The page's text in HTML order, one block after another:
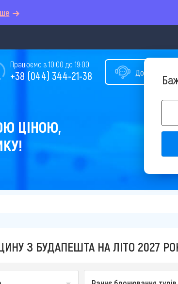
Допомога у
Працюємо з 10:00 до 19:00
+38 (044) 344-21-38
ЦІНОЮ,
З БУДАПЕШТА НА ЛІТО 2027